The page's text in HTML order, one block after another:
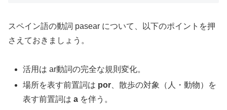
スペイン語の動詞 pasear について、以下のポイントを押
さえておきましょう。
活用は ar動詞の完全な規則変化。
場所を表す前置詞は por 、散歩の対象（人・動物）を
表す前置詞はa を伴う。